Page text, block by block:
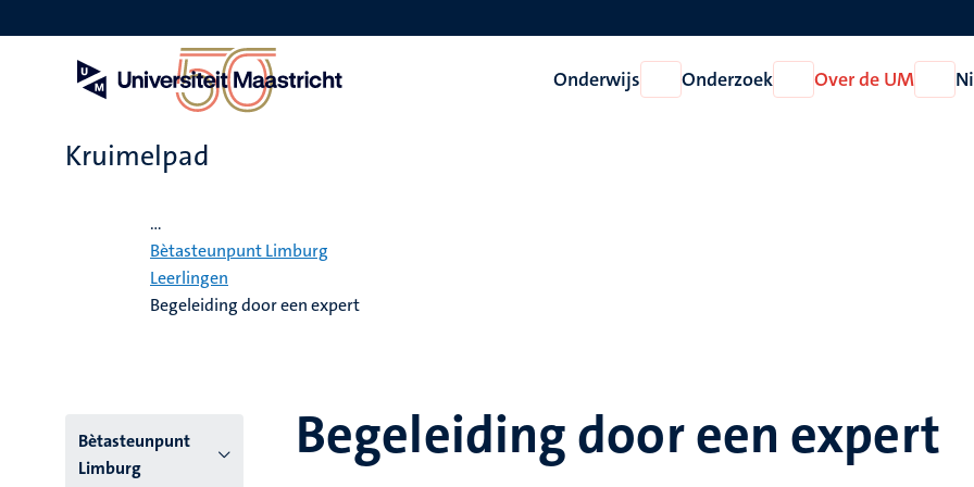
en
Onderwijs
Open
Onderwijs
Onderzoek
Open
Onderzoek
Over de UM
Open
Over
Kruimelpad
...
Bètasteunpunt Limburg
Leerlingen
Begeleiding door een expert
Hoofmenu
Bètasteunpunt
Limburg
Begeleiding door een expert